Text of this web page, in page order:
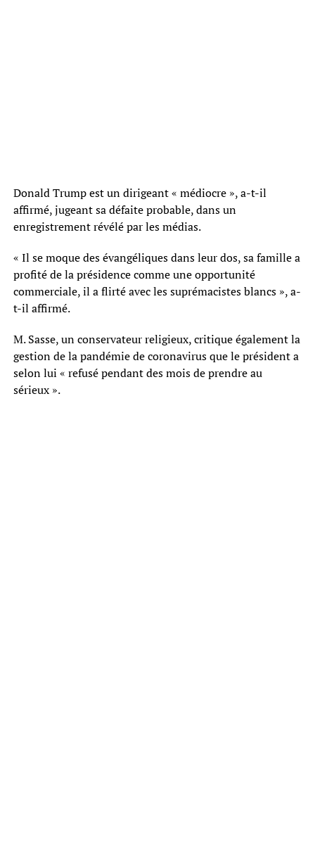
Donald Trump est un dirigeant « médiocre », a-t-il
affirmé, jugeant sa défaite probable, dans un
enregistrement révélé par les médias.
« Il se moque des évangéliques dans leur dos, sa famille a
profité de la présidence comme une opportunité
commerciale, il a flirté avec les suprémacistes blancs », a-
t-il affirmé.
M. Sasse, un conservateur religieux, critique également la
gestion de la pandémie de coronavirus que le président a
selon lui « refusé pendant des mois de prendre au
sérieux ».